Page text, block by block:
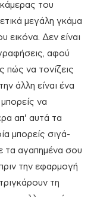
του
μεγάλη γκάμα
εικόνα. Δεν είναι
αφού
πώς να τονίζεις
άλλη είναι ένα
να
απ’ αυτά τα
μπορείς σιγά-
τα αγαπημένα σου
την εφαρμογή
τη